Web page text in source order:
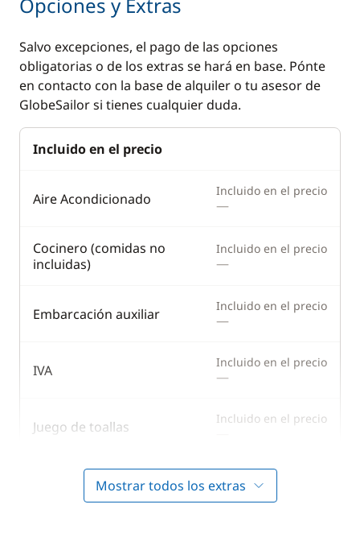
Comodidad
Agua caliente
Aire Acondicionado
Desalinizadora
Radiador
Cocina
Cafetera
Congelador
Frigorífico
Máquina de hielo
Tostadora
Salvo excepciones, el pago de las opciones
obligatorias o de los extras se hará en base. Pónte
en contacto con la base de alquiler o tu asesor de
GlobeSailor si tienes cualquier duda.
Incluido en el precio
Aire Acondicionado Incluido en el precio
—
Cocinero (comidas no
incluidas)
Incluido en el precio
—
Embarcación auxiliar Incluido en el precio
—
IVA Incluido en el precio
—
Juego de toallas Incluido en el precio
Limpieza final Incluido en el precio
—
Mostrar todos los extras